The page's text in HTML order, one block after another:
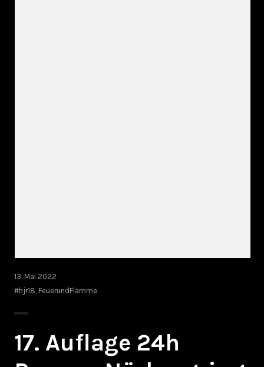
13. Mai 2022
#hjr18, FeuerundFlamme
17. Auflage 24h